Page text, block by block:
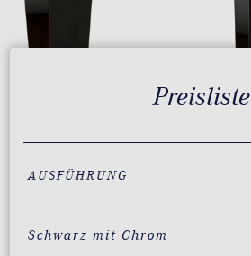
Preisliste
AUSFÜHRUNG
Schwarz mit Chrom